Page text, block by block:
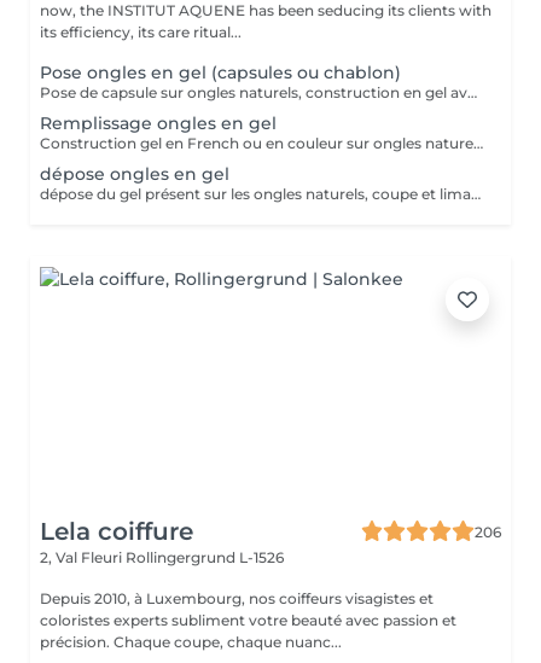
now, the INSTITUT AQUENE has been seducing its clients with
its efficiency, its care ritual...
Pose ongles en gel (capsules ou chablon)
Pose de capsule sur ongles naturels, construction en gel avec French ou couleur. Pour des ongles plus long. Tiens entre 3 à 4 semaines avant de faire le remplissage
Remplissage ongles en gel
Construction gel en French ou en couleur sur ongles naturels.
dépose ongles en gel
dépose du gel présent sur les ongles naturels, coupe et limage des ongles naturels
Lela coiffure
206
2, Val Fleuri Rollingergrund L-1526
Depuis 2010, à Luxembourg, nos coiffeurs visagistes et
coloristes experts subliment votre beauté avec passion et
précision. Chaque coupe, chaque nuanc...